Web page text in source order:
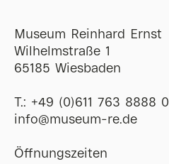
Museum Reinhard Ernst
Wilhelmstraße 1
65185 Wiesbaden
T.: +49 (0)611 763 8888 0
ofni@museum-re de
Öffnungszeiten